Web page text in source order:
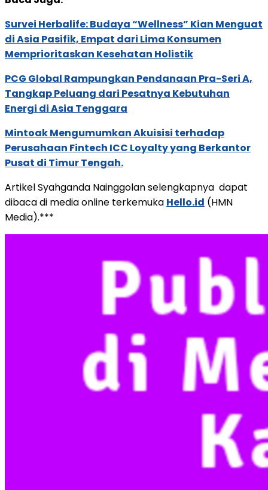
Survei Herbalife: Budaya “Wellness” Kian Menguat
di Asia Pasifik, Empat dari Lima Konsumen
Memprioritaskan Kesehatan Holistik
PCG Global Rampungkan Pendanaan Pra-Seri A,
Tangkap Peluang dari Pesatnya Kebutuhan
Energi di Asia Tenggara
Mintoak Mengumumkan Akuisisi terhadap
Perusahaan Fintech ICC Loyalty yang Berkantor
Pusat di Timur Tengah.
Artikel Syahganda Nainggolan selengkapnya dapat
dibaca di media online terkemuka Hello.id (HMN
Media).***